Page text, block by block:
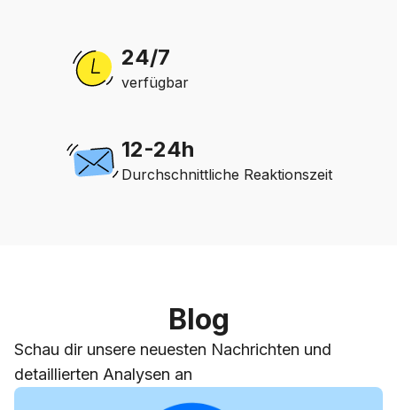
24/7
verfügbar
12-24h
Durchschnittliche Reaktionszeit
Blog
Schau dir unsere neuesten Nachrichten und
detaillierten Analysen an